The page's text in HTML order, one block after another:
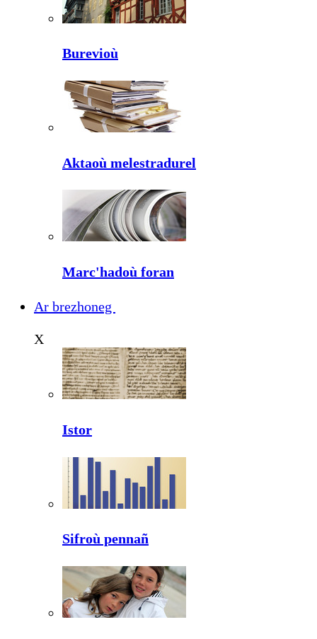
Burevioù
Aktaoù melestradurel
Marc'hadoù foran
Ar brezhoneg
X
Istor
Sifroù pennañ